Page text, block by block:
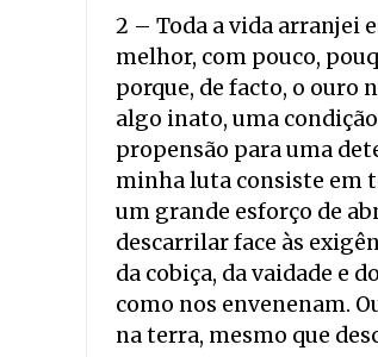
2 – Toda a vida arranjei
melhor, com pouco,
porque, de facto, o ouro
algo inato, uma
propensão para uma
minha luta consiste em
um grande esforço de
descarrilar face às
da cobiça, da vaidade e
como nos envenenam.
na terra, mesmo que